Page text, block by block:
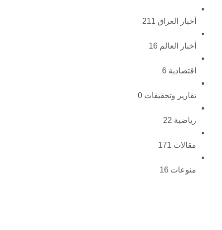
أخبار العراق 211
أخبار العالم 16
اقتصادية 6
تقارير وتحقيقات 0
رياضية 22
مقالات 171
منوعات 16